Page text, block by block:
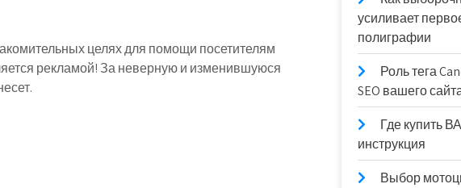
целях для помощи посетителям
рекламой! За неверную и изменившуюся
усиливает
полиграфии
Роль тега
SEO вашего
Где купить
инструкция
Выбор